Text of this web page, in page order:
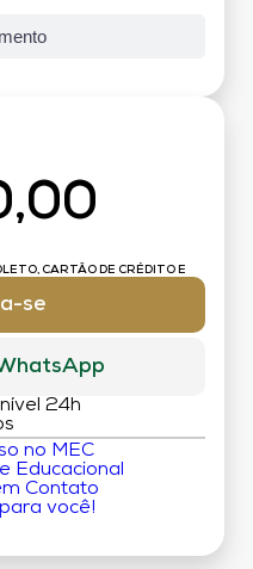
CARTÃO DE CRÉDITO E
se
24h
no MEC
Educacional
Contato
você!